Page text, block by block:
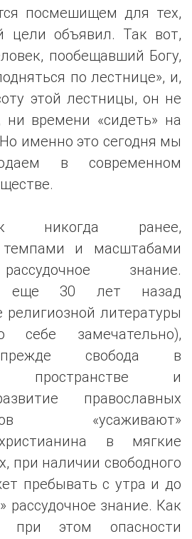
посмешищем для тех,
цели объявил. Так вот,
пообещавший Богу,
по лестнице», и,
этой лестницы, он не
времени «сидеть» на
именно это сегодня мы
в современном
никогда ранее,
темпами и масштабами
знание.
еще 30 лет назад
религиозной литературы
замечательно),
прежде свобода в
пространстве и
православных
«усаживают»
в мягкие
при наличии свободного
пребывать с утра и до
рассудочное знание. Как
при этом опасности